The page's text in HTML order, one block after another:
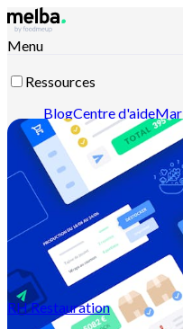
Menu
Ressources
BlogCentre d'aide
intelligent
Contactez-nousDécouvrir
RH Restauration